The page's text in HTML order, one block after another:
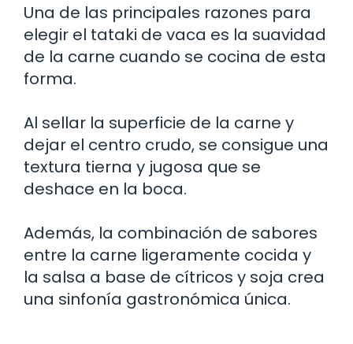
Una de las principales razones para
elegir el tataki de vaca es la suavidad
de la carne cuando se cocina de esta
forma.
Al sellar la superficie de la carne y
dejar el centro crudo, se consigue una
textura tierna y jugosa que se
deshace en la boca.
Además, la combinación de sabores
entre la carne ligeramente cocida y
la salsa a base de cítricos y soja crea
una sinfonía gastronómica única.